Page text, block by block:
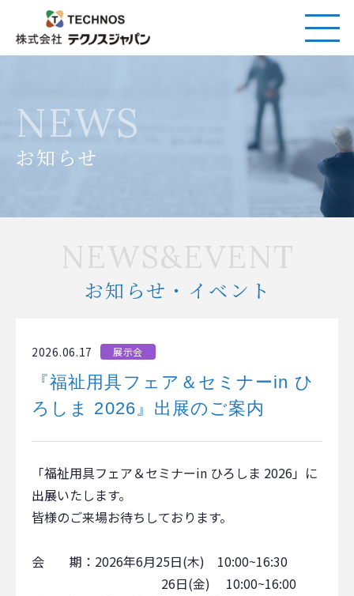
NEWS
お知らせ
NEWS&EVENT
お知らせ・イベント
2026.06.17 展示会
『福祉用具フェア＆セミナーin ひ
ろしま 2026』出展のご案内
「福祉用具フェア＆セミナーin ひろしま 2026」に
出展いたします。
皆様のご来場お待ちしております。
会 期：2026年6月25日(木) 10:00~16:30
26日(金) 10:00~16:00